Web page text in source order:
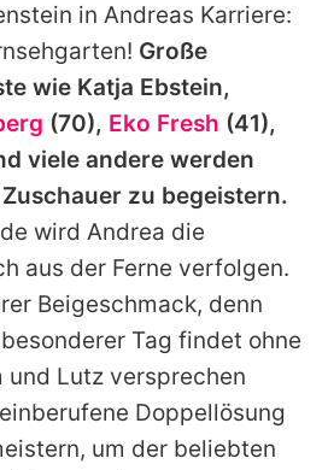
in Andreas Karriere:
Große
wie Katja Ebstein,
(70), Eko Fresh (41),
viele andere werden
zu begeistern.
wird Andrea die
aus der Ferne verfolgen.
Beigeschmack, denn
Tag findet ohne
Lutz versprechen
Doppellösung
um der beliebten